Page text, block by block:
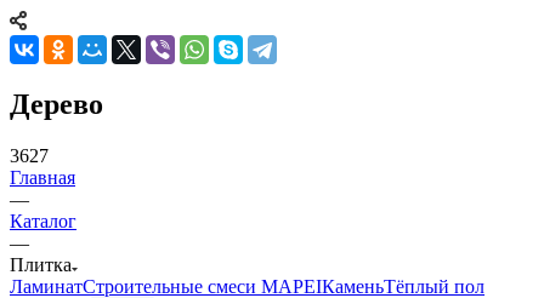
Дерево
3627
Главная
—
Каталог
—
Плитка
ЛаминатСтроительные смеси MAPEIКаменьТёплый пол